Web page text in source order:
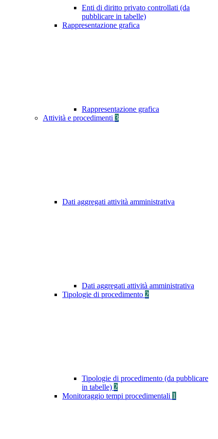
Enti di diritto privato controllati (da
pubblicare in tabelle)
Rappresentazione grafica
Rappresentazione grafica
Attività e procedimenti 3
Dati aggregati attività amministrativa
Dati aggregati attività amministrativa
Tipologie di procedimento 2
Tipologie di procedimento (da pubblicare
in tabelle) 2
Monitoraggio tempi procedimentali 1